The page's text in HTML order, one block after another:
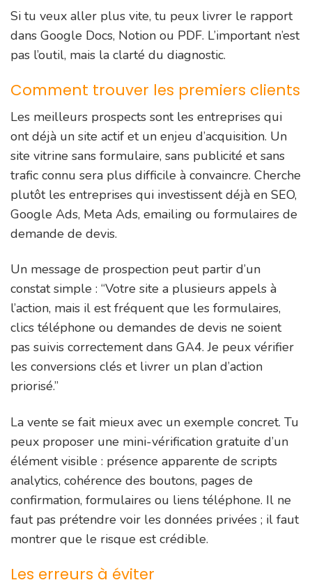
Si tu veux aller plus vite, tu peux livrer le rapport
dans Google Docs, Notion ou PDF. L’important n’est
pas l’outil, mais la clarté du diagnostic.
Comment trouver les premiers clients
Les meilleurs prospects sont les entreprises qui
ont déjà un site actif et un enjeu d’acquisition. Un
site vitrine sans formulaire, sans publicité et sans
trafic connu sera plus difficile à convaincre. Cherche
plutôt les entreprises qui investissent déjà en SEO,
Google Ads, Meta Ads, emailing ou formulaires de
demande de devis.
Un message de prospection peut partir d’un
constat simple : “Votre site a plusieurs appels à
l’action, mais il est fréquent que les formulaires,
clics téléphone ou demandes de devis ne soient
pas suivis correctement dans GA4. Je peux vérifier
les conversions clés et livrer un plan d’action
priorisé.”
La vente se fait mieux avec un exemple concret. Tu
peux proposer une mini-vérification gratuite d’un
élément visible : présence apparente de scripts
analytics, cohérence des boutons, pages de
confirmation, formulaires ou liens téléphone. Il ne
faut pas prétendre voir les données privées ; il faut
montrer que le risque est crédible.
Les erreurs à éviter